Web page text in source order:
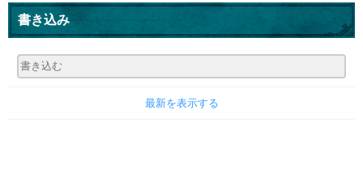
書き込み
最新を表示する